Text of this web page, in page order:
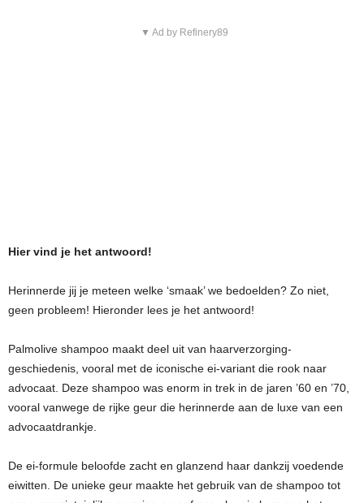
▼ Ad by Refinery89
Hier vind je het antwoord!
Herinnerde jij je meteen welke ‘smaak’ we bedoelden? Zo niet,
geen probleem! Hieronder lees je het antwoord!
Palmolive shampoo maakt deel uit van haarverzorging-
geschiedenis, vooral met de iconische ei-variant die rook naar
advocaat. Deze shampoo was enorm in trek in de jaren ’60 en ’70,
vooral vanwege de rijke geur die herinnerde aan de luxe van een
advocaatdrankje.
De ei-formule beloofde zacht en glanzend haar dankzij voedende
eiwitten. De unieke geur maakte het gebruik van de shampoo tot